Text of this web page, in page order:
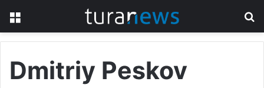
Dmitriy Peskov